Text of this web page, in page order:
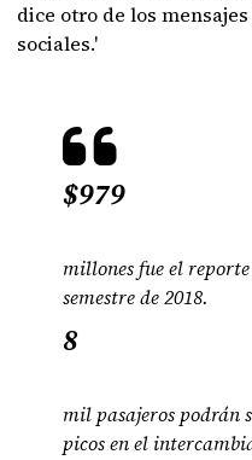
dice otro de los
sociales.'
$979
millones fue el
semestre de 2018.
8
mil pasajeros podrán
picos en el